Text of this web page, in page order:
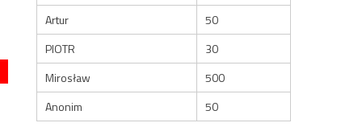
Artur
50
PIOTR
30
Mirosław
500
Anonim
50